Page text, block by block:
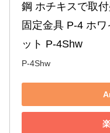
鋼 ホチキスで取
固定金具 P-4 ホ
ット P-4Shw
P-4Shw